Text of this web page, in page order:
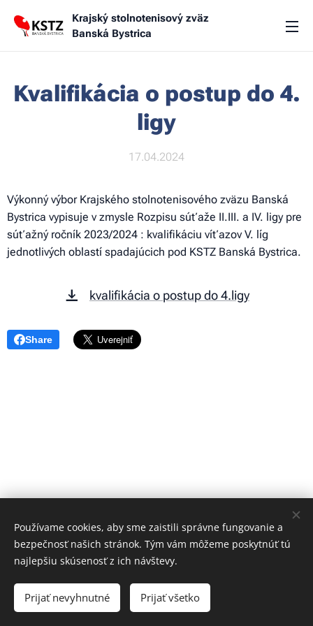
Krajský stolnotenisový zväz
Banská Bystrica
Kvalifikácia o postup do 4.
ligy
17.04.2024
Výkonný výbor Krajského stolnotenisového zväzu Banská
Bystrica vypisuje v zmysle Rozpisu súťaže II.III. a IV. ligy pre
súťažný ročník 2023/2024 : kvalifikáciu víťazov V. líg
jednotlivých oblastí spadajúcich pod KSTZ Banská Bystrica.
kvalifikácia o postup do 4.ligy
Share
Vytvorené službouWebnode
Používame cookies, aby sme zaistili správne fungovanie a
bezpečnosť našich stránok. Tým vám môžeme poskytnúť tú
najlepšiu skúsenosť z ich návštevy.
Prijať nevyhnutné Prijať všetko